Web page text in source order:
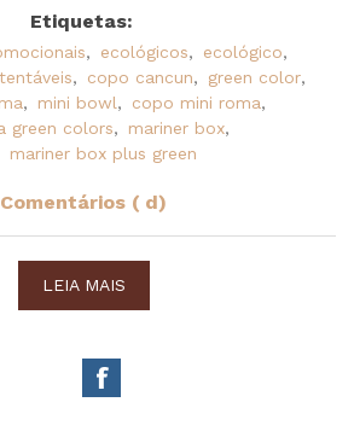
Etiquetas:
, ecológicos, ecológico,
, copo cancun, green color,
, mini bowl, copo mini roma,
green colors, mariner box,
mariner box plus green
Comentários ( d)
LEIA MAIS